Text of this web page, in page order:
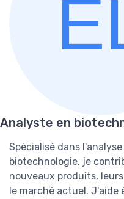
Analyste en
Spécialisé dans
biotechnologie, je
nouveaux produits,
le marché actuel.